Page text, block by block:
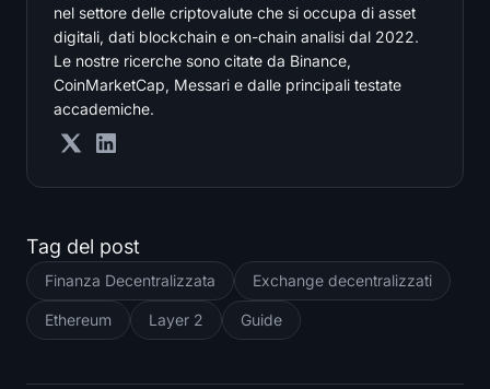
nel settore delle criptovalute che si occupa di asset
digitali, dati blockchain e on-chain analisi dal 2022.
Le nostre ricerche sono citate da Binance,
CoinMarketCap, Messari e dalle principali testate
accademiche.
Tag del post
Finanza Decentralizzata Exchange decentralizzati
Ethereum Layer 2 Guide